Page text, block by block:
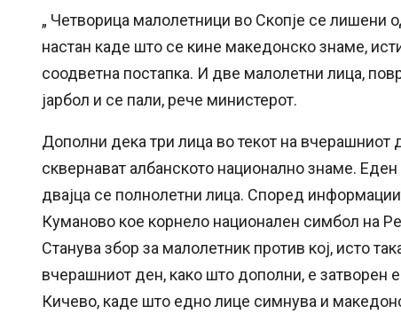
„ Четворица малолетници во Скопје се лишени
настан каде што се кине македонско знаме,
соодветна постапка. И две малолетни лица,
јарбол и се пали, рече министерот.
Дополни дека три лица во текот на
сквернават албанското национално знаме.
двајца се полнолетни лица. Според
Куманово кое корнело национален симбол на
Станува збор за малолетник против кој, исто
вчерашниот ден, како што дополни, е
Кичево, каде што едно лице симнува и